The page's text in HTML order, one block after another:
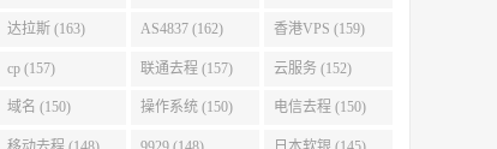
(168)
达拉斯 (163) AS4837 (162) 香港VPS (159)
cp (157) 联通去程 (157) 云服务 (152)
域名 (150) 操作系统 (150) 电信去程 (150)